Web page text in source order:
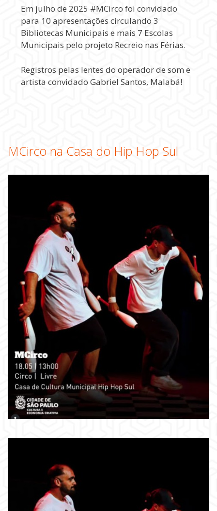
Em julho de 2025 #MCirco foi convidado
para 10 apresentações circulando 3
Bibliotecas Municipais e mais 7 Escolas
Municipais pelo projeto Recreio nas Férias.
Registros pelas lentes do operador de som e
artista convidado Gabriel Santos, Malabá!
MCirco na Casa do Hip Hop Sul